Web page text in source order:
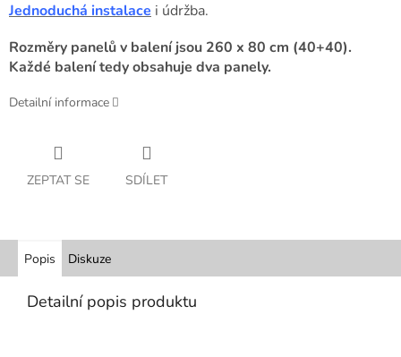
Jednoduchá instalace i údržba.
Rozměry panelů v balení jsou 260 x 80 cm (40+40).
Každé balení tedy obsahuje dva panely.
Detailní informace
ZEPTAT SE SDÍLET
Popis Diskuze
Detailní popis produktu